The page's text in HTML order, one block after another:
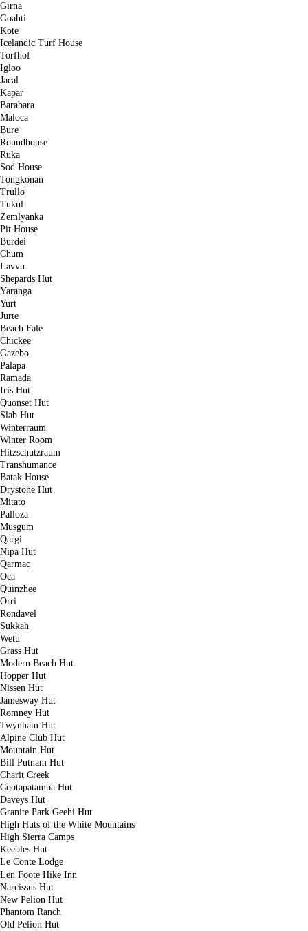
Girna
Goahti
Kote
Icelandic Turf House
Torfhof
Igloo
Jacal
Kapar
Barabara
Maloca
Bure
Roundhouse
Ruka
Sod House
Tongkonan
Trullo
Tukul
Zemlyanka
Pit House
Burdei
Chum
Lavvu
Shepards Hut
Yaranga
Yurt
Jurte
Beach Fale
Chickee
Gazebo
Palapa
Ramada
Iris Hut
Quonset Hut
Slab Hut
Winterraum
Winter Room
Hitzschutzraum
Transhumance
Batak House
Drystone Hut
Mitato
Palloza
Musgum
Qargi
Nipa Hut
Qarmaq
Oca
Quinzhee
Orri
Rondavel
Sukkah
Wetu
Grass Hut
Modern Beach Hut
Hopper Hut
Nissen Hut
Jamesway Hut
Romney Hut
Twynham Hut
Alpine Club Hut
Mountain Hut
Bill Putnam Hut
Charit Creek
Cootapatamba Hut
Daveys Hut
Granite Park Geehi Hut
High Huts of the White Mountains
High Sierra Camps
Keebles Hut
Le Conte Lodge
Len Foote Hike Inn
Narcissus Hut
New Pelion Hut
Phantom Ranch
Old Pelion Hut